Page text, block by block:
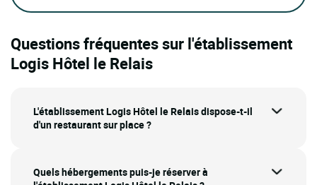
Questions fréquentes sur l'établissement
Logis Hôtel le Relais
L'établissement Logis Hôtel le Relais dispose-t-il
d'un restaurant sur place ?
Quels hébergements puis-je réserver à